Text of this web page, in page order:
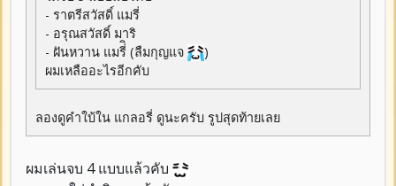
- ราตรีสวัสดิ์ แมรี่
- อรุณสวัสดิ์ มาริ
- ฝันหวาน แมรี่ิ (ลืมกุญแจ
)
ผมเหลืออะไรอีกคับ
ลองดูคำใบ้ใน แกลอรี่ ดูนะครับ รูปสุดท้ายเลย
ผมเล่นจบ 4 แบบแล้วคับ